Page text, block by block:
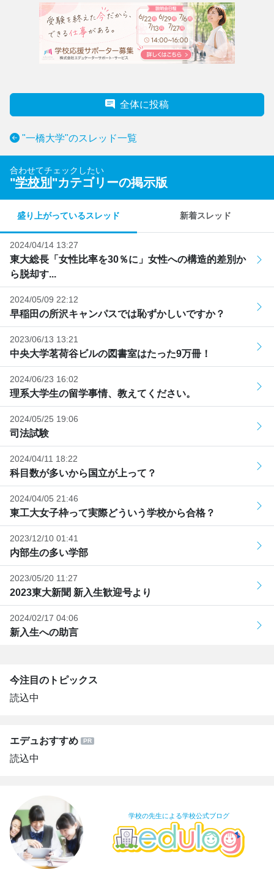
全体に投稿
"一橋大学"のスレッド一覧
合わせてチェックしたい
"学校別 "カテゴリーの掲示版
盛り上がっているスレッド 新着スレッド
2024/04/14 13:27
東大総長「女性比率を30％に」女性への構造的差別か
ら脱却す...
2024/05/09 22:12
早稲田の所沢キャンパスでは恥ずかしいですか？
2023/06/13 13:21
中央大学茗荷谷ビルの図書室はたった9万冊！
2024/06/23 16:02
理系大学生の留学事情、教えてください。
2024/05/25 19:06
司法試験
2024/04/11 18:22
科目数が多いから国立が上って？
2024/04/05 21:46
東工大女子枠って実際どういう学校から合格？
2023/12/10 01:41
内部生の多い学部
2023/05/20 11:27
2023東大新聞 新入生歓迎号より
2024/02/17 04:06
新入生への助言
今注目のトピックス
読込中
エデュおすすめ
読込中
学校の先生による学校公式ブログ